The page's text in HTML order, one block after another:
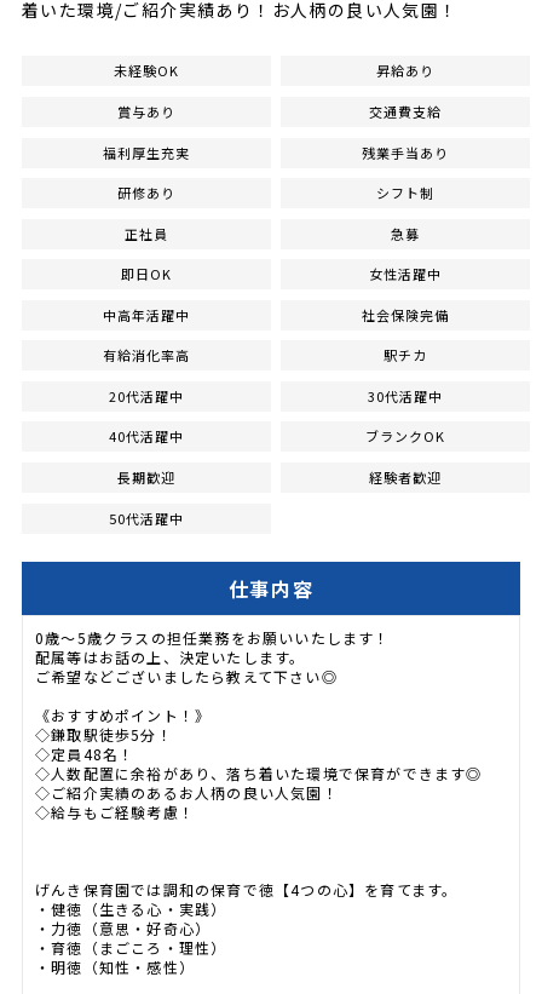
着いた環境/ご紹介実績あり！お人柄の良い人気園！
未経験OK 昇給あり
賞与あり 交通費支給
福利厚生充実 残業手当あり
研修あり シフト制
正社員 急募
即日OK 女性活躍中
中高年活躍中 社会保険完備
有給消化率高 駅チカ
20代活躍中 30代活躍中
40代活躍中 ブランクOK
長期歓迎 経験者歓迎
50代活躍中
仕事内容
0歳～5歳クラスの担任業務をお願いいたします！
配属等はお話の上、決定いたします。
ご希望などございましたら教えて下さい◎
《おすすめポイント！》
◇鎌取駅徒歩5分！
◇定員48名！
◇人数配置に余裕があり、落ち着いた環境で保育ができます◎
◇ご紹介実績のあるお人柄の良い人気園！
◇給与もご経験考慮！
げんき保育園では調和の保育で徳【4つの心】を育てます。
・健徳（生きる心・実践）
・力徳（意思・好奇心）
・育徳（まごころ・理性）
・明徳（知性・感性）